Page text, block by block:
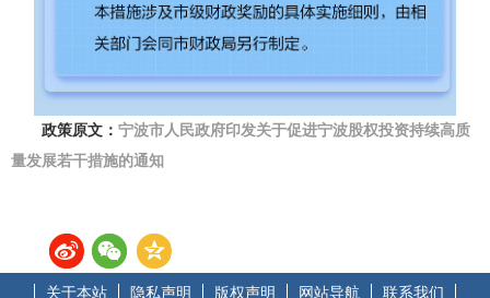
政策原文： 宁波市人民政府印发关于促进宁波股权投资持续高质
量发展若干措施的通知
关于本站 隐私声明 版权声明 网站导航 联系我们